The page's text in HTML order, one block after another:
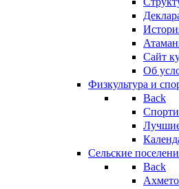
Cайт
Об
Физкультура и
Back
Сельские
Back